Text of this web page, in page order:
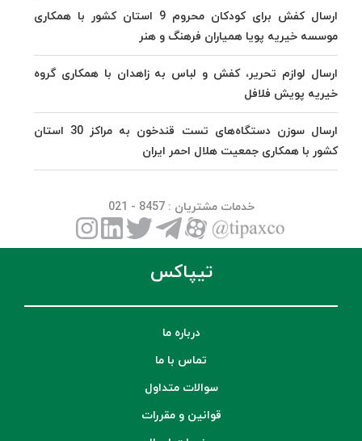
ارسال کفش برای کودکان محروم 9 استان کشور با همکاری
موسسه خیریه پویا همیاران فرهنگ و هنر
ارسال لوازم تحریر، کفش و لباس به زاهدان با همکاری گروه
خیریه پویش فلافل
ارسال سوزن دستگاه‌های تست قندخون به مراکز 30 استان
کشور با همکاری جمعیت هلال احمر ایران
خدمات مشتریان : 8457 - 021
تیپاکس
درباره ما
تماس با ما
سوالات متداول
قوانین و مقررات